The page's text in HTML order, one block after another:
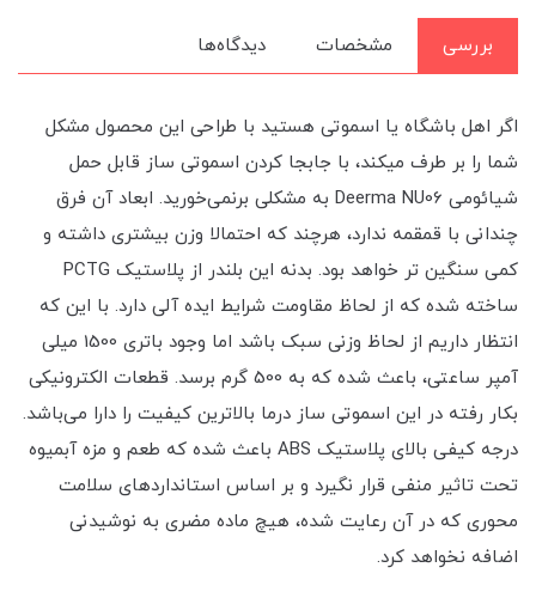
بررسی مشخصات دیدگاه‌ها
اگر اهل باشگاه یا اسموتی هستید با طراحی این محصول مشکل
شما را بر طرف میکند، با جابجا کردن اسموتی ساز قابل حمل
شیائومی Deerma NU06 به مشکلی برنمی‌خورید. ابعاد آن فرق
چندانی با قمقمه ندارد، هرچند که احتمالا وزن بیشتری داشته و
کمی سنگین تر خواهد بود. بدنه این بلندر از پلاستیک PCTG
ساخته شده که از لحاظ مقاومت شرایط ایده آلی دارد. با این که
انتظار داریم از لحاظ وزنی سبک باشد اما وجود باتری 1500 میلی
آمپر ساعتی، باعث شده که به 500 گرم برسد. قطعات الکترونیکی
بکار رفته در این اسموتی ساز درما بالاترین کیفیت را دارا می‌باشد.
درجه کیفی بالای پلاستیک ABS باعث شده که طعم و مزه آبمیوه
تحت تاثیر منفی قرار نگیرد و بر اساس استانداردهای سلامت
محوری که در آن رعایت شده، هیچ ماده مضری به نوشیدنی
اضافه نخواهد کرد.